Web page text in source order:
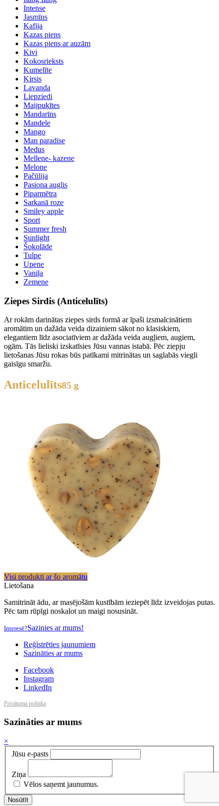
Intense
Jasmīns
Kafija
Kazas piens
Kazas piens ar auzām
Kivi
Kokosrieksts
Kumelīte
Ķirsis
Lavanda
Liepziedi
Maijpuķītes
Mandarīns
Mandele
Mango
Man paradise
Medus
Mellene- kazene
Melone
Pačūlija
Pasiona auglis
Piparmētra
Sarkanā roze
Smiley apple
Sport
Summer fresh
Sunlight
Šokolāde
Tulpe
Upene
Vaniļa
Zemene
Ziepes Sirdis (Anticelulīts)
Ar rokām darinātas ziepes sirds formā ar īpaši izsmalcinātiem
aromātim un dažāda veida dizainiem sākot no klasiskiem,
elegantiem līdz asociatīviem ar dažāda veida augļiem, augiem,
ogām. Tās lieliski izskatīsies Jūsu vannas istabā. Pēc ziepju
lietošanas Jūsu rokas būs patīkami mitrinātas un saglabās viegli
gaisīgu smaržu.
Anticelulīts85 g
Visi produkti ar šo aromātu
Lietošana
Samitrināt ādu, ar masējošām kustībām ieziepēt līdz izveidojas putas.
Pēc tam rūpīgi noskalot un maigi nosusināt.
Interesē?Sazinies ar mums!
Reģistrēties jaunumiem
Sazināties ar mums
Facebook
Instagram
LinkedIn
Privātuma politika
Sazināties ar mums
×
Jūsu e-pasts
Ziņa
Vēlos saņemt jaunumus.